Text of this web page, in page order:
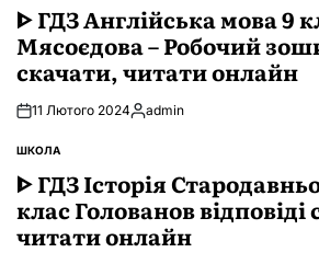
Уᐈ ГДЗ Англійська мова 9
Мясоєдова – Робочий
скачати, читати онлайн
11 Лютого 2024Опубліковано
admin
ОПУБЛІКУВАТИ
У
ШКОЛА
ᐈ ГДЗ Історія
клас Голованов відповіді
читати онлайн